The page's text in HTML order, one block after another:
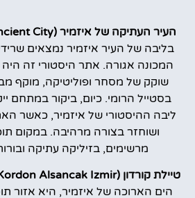
העיר העתיקה של איזמיר (Smyrna Agora Ancient City):
בליבה של העיר איזמיר נמצאים
המכונה אגורה. אתר היסטורי זה
שוקק של מסחר ופוליטיקה, מוקף
בסטייל הרומי. כיום, ביקור במתחם
ליבה ההיסטורי של איזמיר, כאשר
ושוחזר בצורה מרהיבה. במקום
מרשימים, בזיליקה עתיקה
טיילת קורדון (Kordon Alsancak Izmir):
הים הארוכה של איזמיר, היא אזור